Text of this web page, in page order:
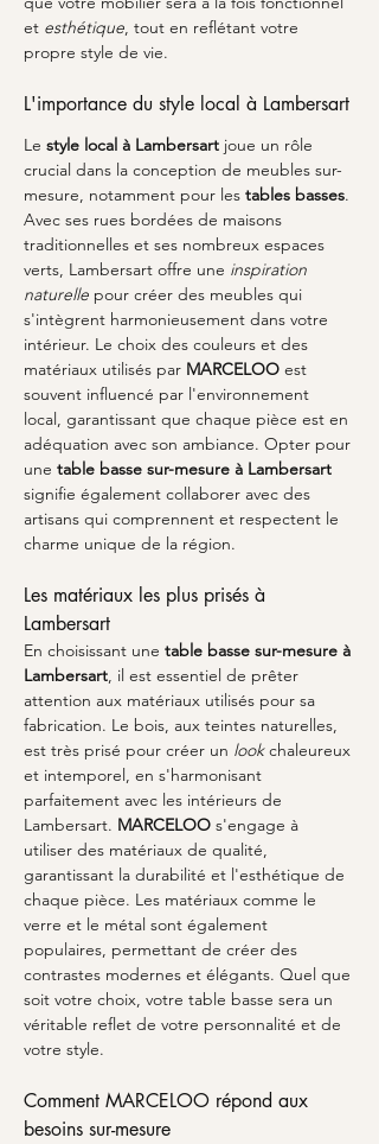
et esthétique, tout en reflétant votre
propre style de vie.
L'importance du style local à Lambersart
Le style local à Lambersart joue un rôle
crucial dans la conception de meubles sur-
mesure, notamment pour les tables basses.
Avec ses rues bordées de maisons
traditionnelles et ses nombreux espaces
verts, Lambersart offre une inspiration
naturelle pour créer des meubles qui
s'intègrent harmonieusement dans votre
intérieur. Le choix des couleurs et des
matériaux utilisés par MARCELOO est
souvent influencé par l'environnement
local, garantissant que chaque pièce est en
adéquation avec son ambiance. Opter pour
une table basse sur-mesure à Lambersart
signifie également collaborer avec des
artisans qui comprennent et respectent le
charme unique de la région.
Les matériaux les plus prisés à
Lambersart
En choisissant une table basse sur-mesure à
Lambersart, il est essentiel de prêter
attention aux matériaux utilisés pour sa
fabrication. Le bois, aux teintes naturelles,
est très prisé pour créer un look chaleureux
et intemporel, en s'harmonisant
parfaitement avec les intérieurs de
Lambersart. MARCELOO s'engage à
utiliser des matériaux de qualité,
garantissant la durabilité et l'esthétique de
chaque pièce. Les matériaux comme le
verre et le métal sont également
populaires, permettant de créer des
contrastes modernes et élégants. Quel que
soit votre choix, votre table basse sera un
véritable reflet de votre personnalité et de
votre style.
Comment MARCELOO répond aux
besoins sur-mesure